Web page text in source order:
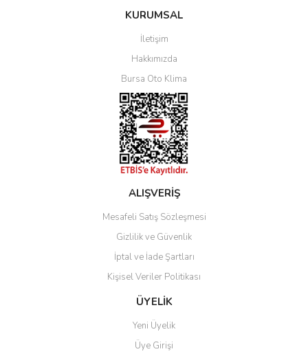
Bu ürüne ilk yorumu siz yapın!
Yorum Yaz
KURUMSAL
İletişim
Hakkımızda
Bursa Oto Klima
ALIŞVERİŞ
Mesafeli Satış Sözleşmesi
Gizlilik ve Güvenlik
İptal ve İade Şartları
Kişisel Veriler Politikası
ÜYELİK
Yeni Üyelik
Üye Girişi